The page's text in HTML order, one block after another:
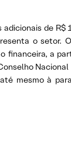
de R$
o setor.
financeira, a
mesmo à